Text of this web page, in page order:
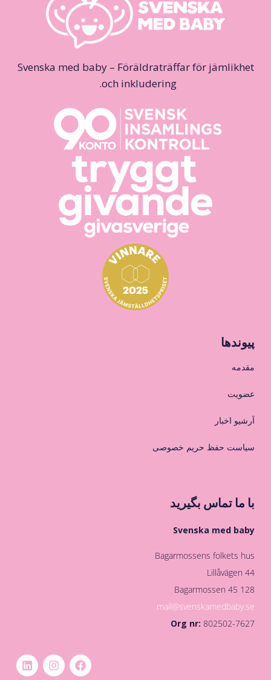
Svenska med baby – Föräldraträffar för jämlikhet
och inkludering.
پیوندها
مقدمه
عضویت
آرشیو اخبار
سیاست حفظ حریم خصوصی
با ما تماس بگیرید
Svenska med baby
Bagarmossens folkets hus
Lillåvägen 44
128 45 Bagarmossen
mail@svenskamedbaby.se
Org nr:802502-7627